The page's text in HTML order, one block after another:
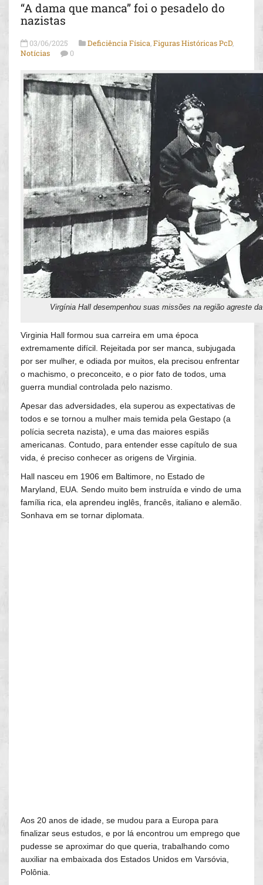
“A dama que manca” foi o pesadelo do
nazistas
03/06/2025 Deficiência Física Figuras Históricas PcD
Notícias
0
Virgínia Hall desempenhou suas missões na região agreste
Virginia Hall formou sua carreira em uma época
extremamente difícil. Rejeitada por ser manca, subjugada
por ser mulher, e odiada por muitos, ela precisou enfrentar
o machismo, o preconceito, e o pior fato de todos, uma
guerra mundial controlada pelo nazismo.
Apesar das adversidades, ela superou as expectativas de
todos e se tornou a mulher mais temida pela Gestapo (a
polícia secreta nazista), e uma das maiores espiãs
americanas. Contudo, para entender esse capítulo de sua
vida, é preciso conhecer as origens de Virginia.
Hall nasceu em 1906 em Baltimore, no Estado de
Maryland, EUA. Sendo muito bem instruída e vindo de uma
família rica, ela aprendeu inglês, francês, italiano e alemão.
Sonhava em se tornar diplomata.
Aos 20 anos de idade, se mudou para a Europa para
finalizar seus estudos, e por lá encontrou um emprego que
pudesse se aproximar do que queria, trabalhando como
auxiliar na embaixada dos Estados Unidos em Varsóvia,
Polônia.